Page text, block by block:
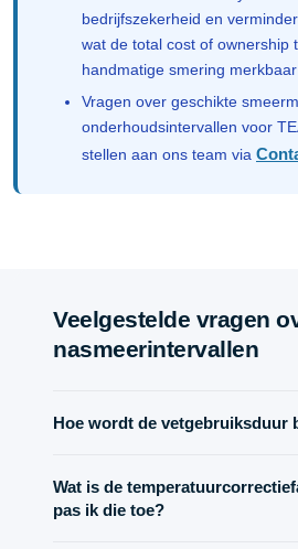
bedrijfszekerheid en
wat de total cost of ownership
handmatige smering
Vragen over geschikte
onderhoudsintervallen voor
stellen aan ons team via
Veelgestelde vragen
nasmeerintervallen
Hoe wordt de vetgebruiksduur
(14.000.000 / (n x wortel(d)) - 4 x
[bedrijfsuren], waarbij n = toerental
Wat is de
pas ik die toe?